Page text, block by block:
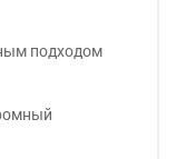
подходом